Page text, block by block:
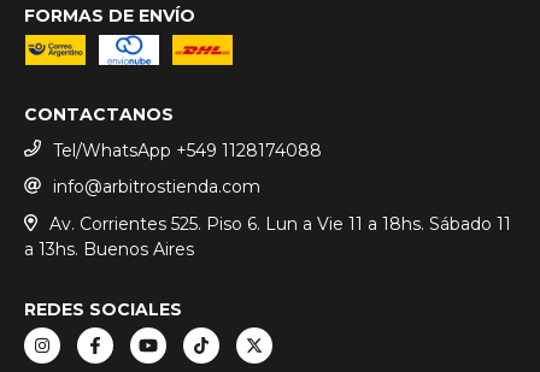
FORMAS DE ENVÍO
CONTACTANOS
Tel/WhatsApp +549 1128174088
info@arbitrostienda.com
Av. Corrientes 525. Piso 6. Lun a Vie 11 a 18hs. Sábado 11
a 13hs. Buenos Aires
REDES SOCIALES